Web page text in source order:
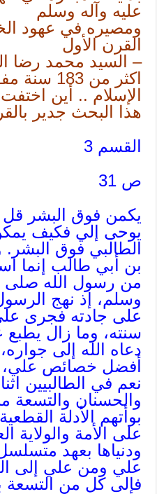
عليه وآله وسلم
ومصيره في عهود
القرن الأول
– السيد محمد رضا
اكثر من
الإسلام .. أين
هذا البحث جدير
القسم 3
ص 31
يكمن فوق البشر قل
يوحى إلي فكيف
الطالبي فوق
بن أبي طالب إنما
من رسول الله صلى
وسلم، إذ نهج
على جادته فجرى
سنته، وما زال
دعاه الله إلى
نعم في الطالبيين
والحسنان والتسعة
بوأتهم الأدلة
على الأمة والولاية
ودنياها بعهد
علي ومن علي إلى
فإلى كل من التسعة